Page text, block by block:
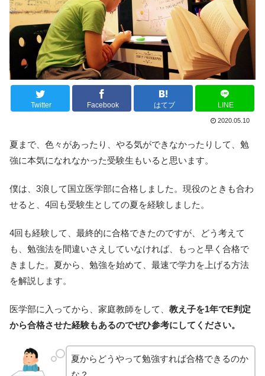
Twitter Facebook はてブ LINE
2020.05.10
夏まで、色々があったり、やる気ができなかったりして、勉
強に本気になれなかった受験生もいると思います。
僕は、3浪して国立医学部に合格しました。現役のときも合わ
せると、4回も受験生としての夏を経験しました。
4回も経験して、最終的に合格できたのですが、どう考えて
も、勉強法を間違いさえしていなければ、もっと早く合格で
きました。夏から、勉強を始めて、最速で学力を上げる方法
を解説します。
医学部に入ってから、家庭教師をして、 教え子を1年でE判定
から合格させた経験もあるのでぜひ参考にしてください。
夏からどうやって勉強すれば合格できるのか